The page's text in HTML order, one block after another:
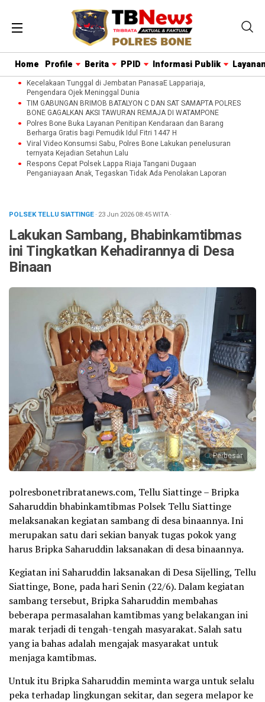
Home Profile Berita PPID Informasi Publik
Kecelakaan Tunggal di Jembatan PanasaE Lappariaja,
Pengendara Ojek Meninggal Dunia
TIM GABUNGAN BRIMOB BATALYON C DAN SAT SAMAPTA POLRES
BONE GAGALKAN AKSI TAWURAN REMAJA DI WATAMPONE
Polres Bone Buka Layanan Penitipan Kendaraan dan Barang
Berharga Gratis bagi Pemudik Idul Fitri 1447 H
Viral Video Konsumsi Sabu, Polres Bone Lakukan penelusuran
ternyata Kejadian Setahun Lalu
Respons Cepat Polsek Lappa Riaja Tangani Dugaan
Penganiayaan Anak, Tegaskan Tidak Ada Penolakan Laporan
POLSEK TELLU SIATTINGE· 23 Jun 202608:45WITA·
Lakukan Sambang, Bhabinkamtibmas
ini Tingkatkan Kehadirannya di Desa
Binaan
Perbesar
polresbonetribratanews.com, Tellu Siattinge – Bripka
Saharuddin bhabinkamtibmas Polsek Tellu Siattinge
melaksanakan kegiatan sambang di desa binaannya. Ini
merupakan satu dari sekian banyak tugas pokok yang
harus Bripka Saharuddin laksanakan di desa binaannya.
Kegiatan ini Saharuddin laksanakan di Desa Sijelling, Tellu
Siattinge, Bone, pada hari Senin (22/6). Dalam kegiatan
sambang tersebut, Bripka Saharuddin membahas
beberapa permasalahan kamtibmas yang belakangan ini
marak terjadi di tengah-tengah masyarakat. Salah satu
yang ia bahas adalah mengajak masyarakat untuk
menjaga kamtibmas.
Untuk itu Bripka Saharuddin meminta warga untuk selalu
peka terhadap lingkungan sekitar, dan segera melapor ke